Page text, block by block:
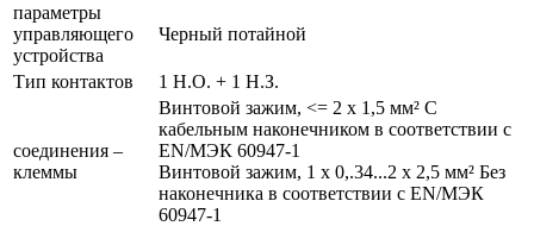
параметры
управляющего
устройства
Черный потайной
Тип контактов 1 Н.О. + 1 Н.З.
соединения –
клеммы
Винтовой зажим, <= 2 x 1,5 мм² С
кабельным наконечником в соответствии с
EN/МЭК 60947-1
Винтовой зажим, 1 x 0,.34...2 x 2,5 мм² Без
наконечника в соответствии с EN/МЭК
60947-1